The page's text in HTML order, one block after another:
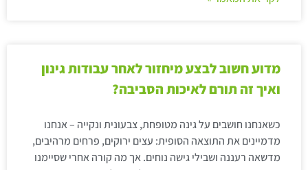
מדוע חשוב לבצע מיחזור לאחר עבודות גינון
ואיך זה תורם לאיכות הסביבה?
כשאנחנו חושבים על גינה מטופחת, צבעונית ונקייה – אנחנו
מדמיינים את התוצאה הסופית: עצים ירוקים, פרחים מרהיבים,
מדשאה רעננה ושבילי גישה נוחים. אך מה קורה אחרי שסיימנו